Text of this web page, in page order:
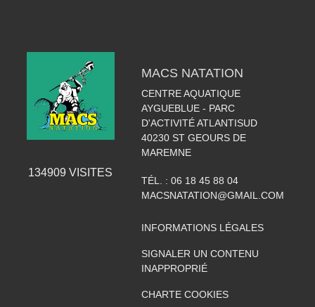
134909 VISITES
MACS NATATION
CENTRE AQUATIQUE
AYGUEBLUE - PARC
D'ACTIVITÉ ATLANTISUD
40230 ST GEOURS DE
MAREMNE
TÉL. : 06 18 45 88 04
MACSNATATION@GMAIL.COM
INFORMATIONS LÉGALES
SIGNALER UN CONTENU
INAPPROPRIÉ
CHARTE COOKIES